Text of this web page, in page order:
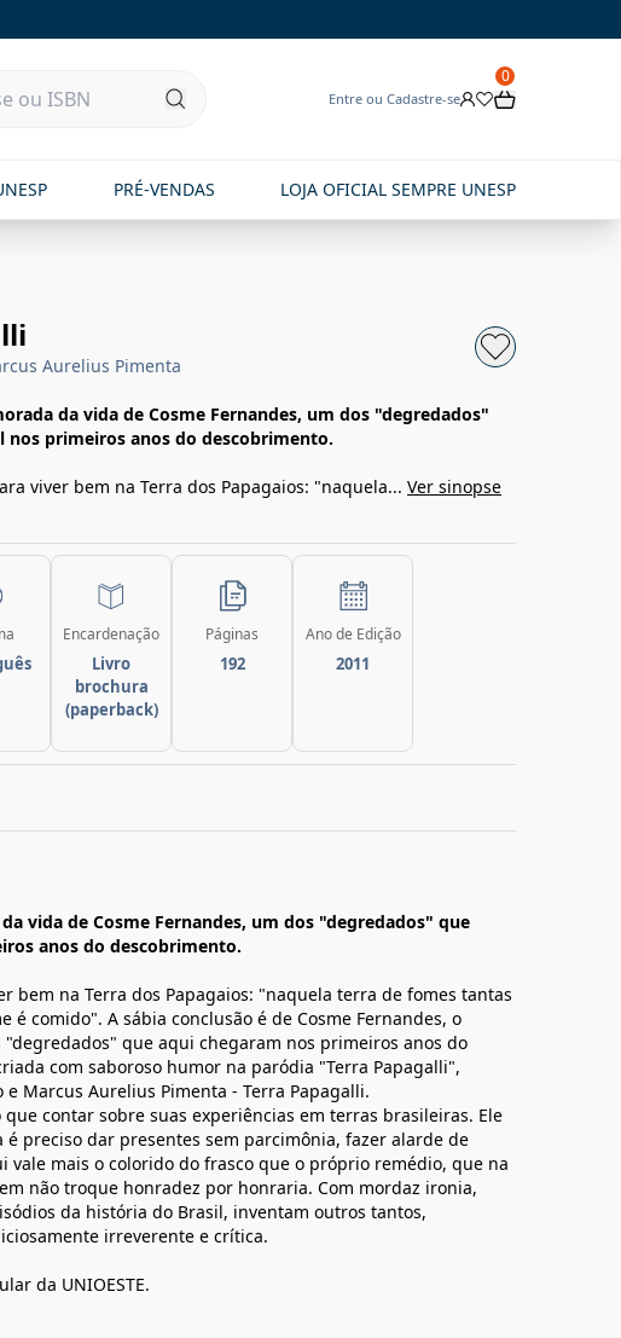
Entre ou Cadastre-se
0
PRÉ-VENDAS LOJA OFICIAL SEMPRE UNESP
Aurelius Pimenta
da vida de Cosme Fernandes, um dos "degredados"
nos primeiros anos do descobrimento.
viver bem na Terra dos Papagaios: "naquela... Ver sinopse
Encardenação
Livro
brochura
(paperback)
Páginas
192
Ano de Edição
2011
vida de Cosme Fernandes, um dos "degredados" que
anos do descobrimento.
bem na Terra dos Papagaios: "naquela terra de fomes tantas
é comido". A sábia conclusão é de Cosme Fernandes, o
"degredados" que aqui chegaram nos primeiros anos do
com saboroso humor na paródia "Terra Papagalli",
e Marcus Aurelius Pimenta - Terra Papagalli.
contar sobre suas experiências em terras brasileiras. Ele
preciso dar presentes sem parcimônia, fazer alarde de
mais o colorido do frasco que o próprio remédio, que na
não troque honradez por honraria. Com mordaz ironia,
da história do Brasil, inventam outros tantos,
irreverente e crítica.
da UNIOESTE.